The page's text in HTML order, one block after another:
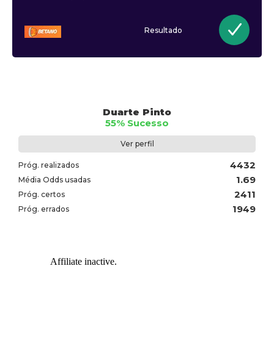
Resultado
Duarte Pinto
55% Sucesso
Ver perfil
Próg. realizados 4432
Média Odds usadas 1.69
Próg. certos 2411
Próg. errados 1949